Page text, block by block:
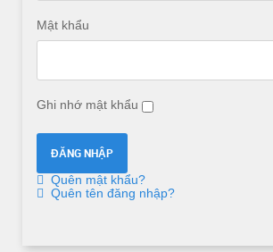
Mật khẩu
Ghi nhớ mật khẩu
Quên mật khẩu?
Quên tên đăng nhập?